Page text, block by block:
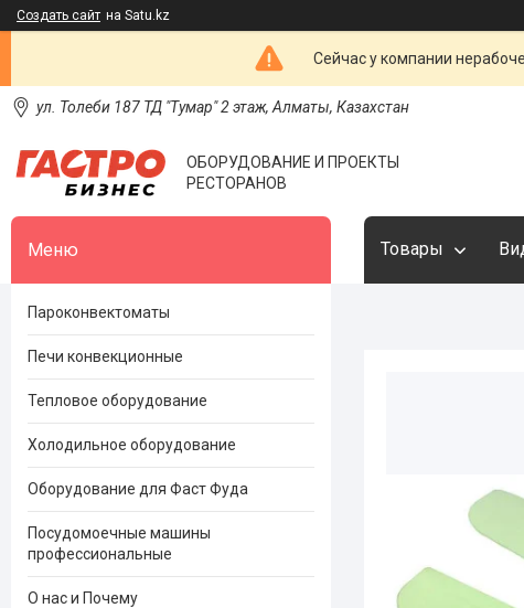
Создать сайт на Satu.kz
Сейчас у компании
ул. Толеби 187 ТД "Тумар" 2 этаж, Алматы, Казахстан
ОБОРУДОВАНИЕ И ПРОЕКТЫ
РЕСТОРАНОВ
Товары
Пароконвектоматы
Печи конвекционные
Тепловое оборудование
Холодильное оборудование
Оборудование для Фаст Фуда
Посудомоечные машины
профессиональные
О нас и Почему